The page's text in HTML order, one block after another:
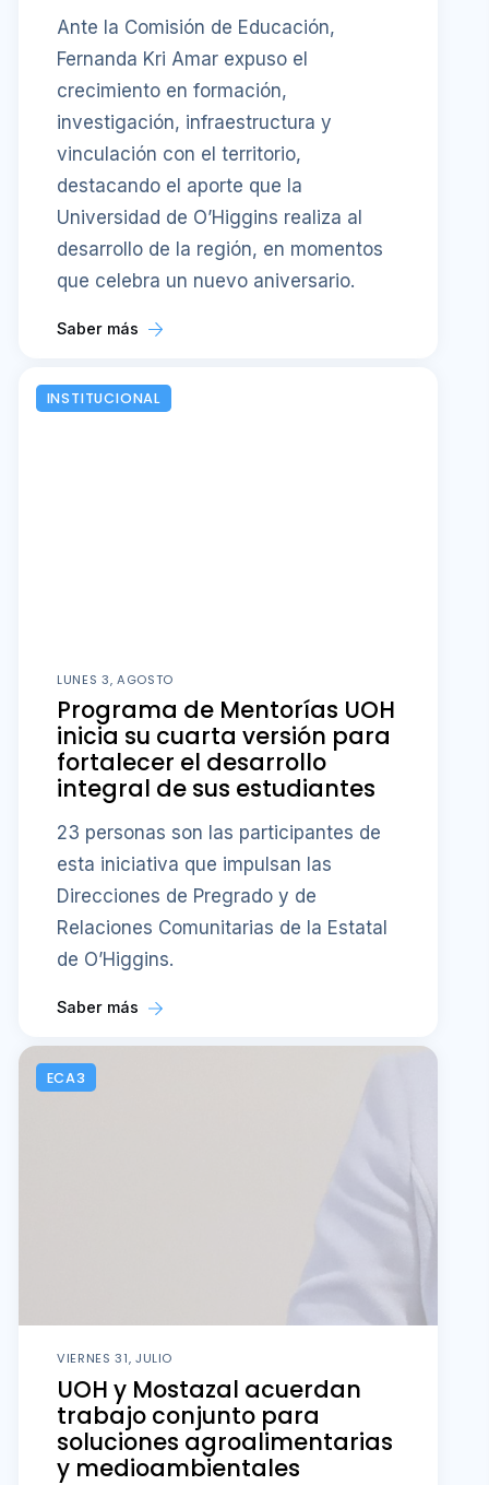
Ante la Comisión de Educación,
Fernanda Kri Amar expuso el
crecimiento en formación,
investigación, infraestructura y
vinculación con el territorio,
destacando el aporte que la
Universidad de O’Higgins realiza al
desarrollo de la región, en momentos
que celebra un nuevo aniversario.
Saber más
INSTITUCIONAL
LUNES 3, AGOSTO
Programa de Mentorías UOH
inicia su cuarta versión para
fortalecer el desarrollo
integral de sus estudiantes
23 personas son las participantes de
esta iniciativa que impulsan las
Direcciones de Pregrado y de
Relaciones Comunitarias de la Estatal
de O’Higgins.
Saber más
ECA3
VIERNES 31, JULIO
UOH y Mostazal acuerdan
trabajo conjunto para
soluciones agroalimentarias
y medioambientales